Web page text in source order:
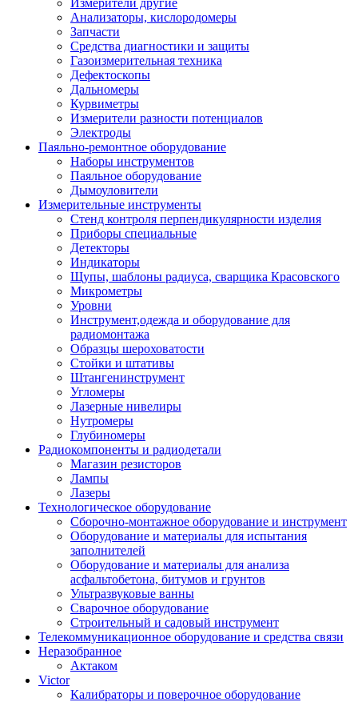
Измерители другие
Анализаторы, кислородомеры
Запчасти
Средства диагностики и защиты
Газоизмерительная техника
Дефектоскопы
Дальномеры
Курвиметры
Измерители разности потенциалов
Электроды
Паяльно-ремонтное оборудование
Наборы инструментов
Паяльное оборудование
Дымоуловители
Измерительные инструменты
Стенд контроля перпендикулярности изделия
Приборы специальные
Детекторы
Индикаторы
Щупы, шаблоны радиуса, сварщика Красовского
Микрометры
Уровни
Инструмент,одежда и оборудование для
радиомонтажа
Образцы шероховатости
Стойки и штативы
Штангенинструмент
Угломеры
Лазерные нивелиры
Нутромеры
Глубиномеры
Радиокомпоненты и радиодетали
Магазин резисторов
Лампы
Лазеры
Технологическое оборудование
Сборочно-монтажное оборудование и инструмент
Оборудование и материалы для испытания
заполнителей
Оборудование и материалы для анализа
асфальтобетона, битумов и грунтов
Ультразвуковые ванны
Сварочное оборудование
Строительный и садовый инструмент
Телекоммуникационное оборудование и средства связи
Неразобранное
Актаком
Victor
Калибраторы и поверочное оборудование